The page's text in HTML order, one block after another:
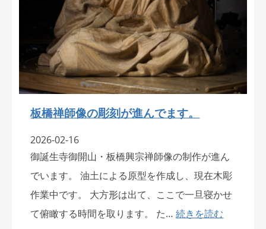
板橋禅師像の彫刻が進んでます。
2026-02-16
御誕生寺御開山・板橋興宗禅師像の制作が進ん
でいます。 油土による原型を作成し、現在木彫
作業中です。 大方形は出て、ここで一旦寝かせ
て俯瞰する時間を取ります。 た…続きを読む